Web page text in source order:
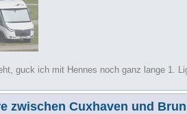
guck ich mit Hennes noch ganz lange 1.
zwischen Cuxhaven und